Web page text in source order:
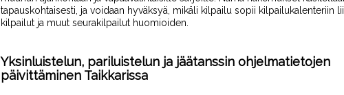
tapauskohtaisesti, ja voidaan hyväksyä mikäli kilpailu sopii kilpailukalenteriin
kilpailut ja muut seurakilpailut huomioiden.
Yksinluistelun, pariluistelun ja jäätanssin ohjelmatietojen
päivittäminen Taikkarissa